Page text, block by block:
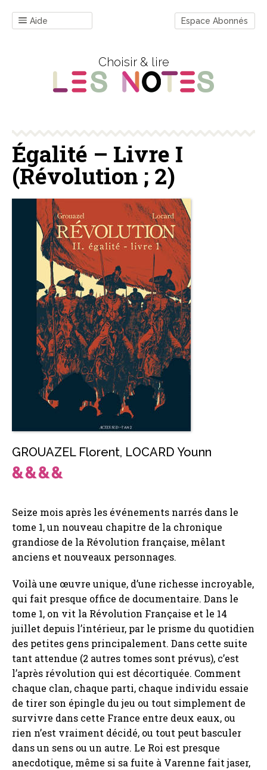
Aide Espace Abonnés
Choisir & lire
Égalité – Livre I
(Révolution ; 2)
GROUAZEL Florent, LOCARD Younn
Seize mois après les événements narrés dans le
tome 1, un nouveau chapitre de la chronique
grandiose de la Révolution française, mêlant
anciens et nouveaux personnages.
Voilà une œuvre unique, d’une richesse incroyable,
qui fait presque office de documentaire. Dans le
tome 1, on vit la Révolution Française et le 14
juillet depuis l’intérieur, par le prisme du quotidien
des petites gens principalement. Dans cette suite
tant attendue (2 autres tomes sont prévus), c’est
l’après révolution qui est décortiquée. Comment
chaque clan, chaque parti, chaque individu essaie
de tirer son épingle du jeu ou tout simplement de
survivre dans cette France entre deux eaux, ou
rien n’est vraiment décidé, ou tout peut basculer
dans un sens ou un autre. Le Roi est presque
anecdotique, même si sa fuite à Varenne fait jaser,